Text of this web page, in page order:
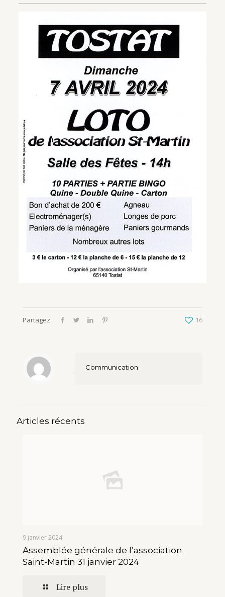
Partagez 16
Communication
Articles récents
9 janvier 2024
Assemblée générale de l’association
Saint-Martin 31 janvier 2024
Lire plus